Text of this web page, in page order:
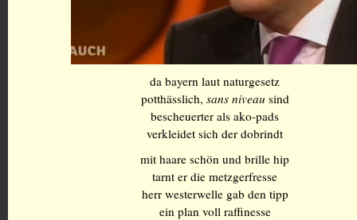
da bayern laut naturgesetz
potthässlich, sans niveau sind
bescheuerter als ako-pads
verkleidet sich der dobrindt
mit haare schön und brille hip
tarnt er die metzgerfresse
herr westerwelle gab den tipp
ein plan voll raffinesse